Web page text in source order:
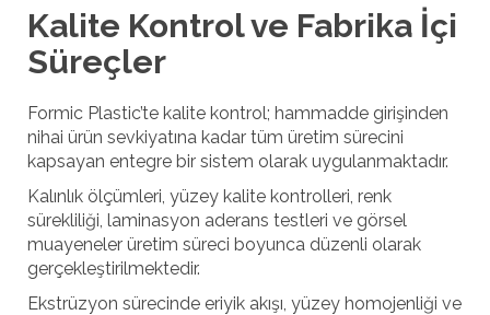
Kalite Kontrol ve Fabrika İçi
Süreçler
Formic Plastic’te kalite kontrol; hammadde girişinden
nihai ürün sevkiyatına kadar tüm üretim sürecini
kapsayan entegre bir sistem olarak uygulanmaktadır.
Kalınlık ölçümleri, yüzey kalite kontrolleri, renk
sürekliliği, laminasyon aderans testleri ve görsel
muayeneler üretim süreci boyunca düzenli olarak
gerçekleştirilmektedir.
Ekstrüzyon sürecinde eriyik akışı, yüzey homojenliği ve